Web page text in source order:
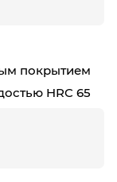
покрытием
HRC 65